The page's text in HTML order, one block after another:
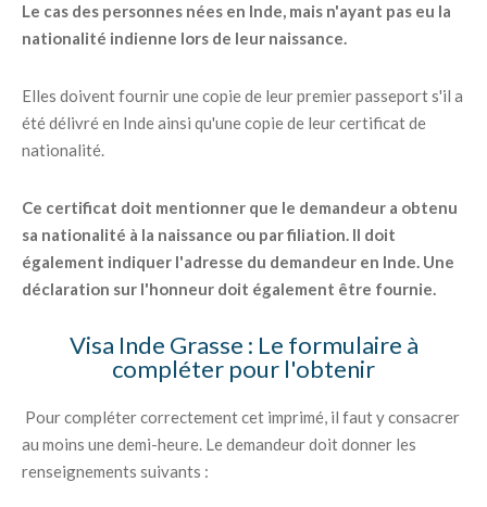
Le cas des personnes nées en Inde, mais n'ayant pas eu la
nationalité indienne lors de leur naissance.
Elles doivent fournir une copie de leur premier passeport s'il a
été délivré en Inde ainsi qu'une copie de leur certificat de
nationalité.
Ce certificat doit mentionner que le demandeur a obtenu
sa nationalité à la naissance ou par filiation. Il doit
également indiquer l'adresse du demandeur en Inde. Une
déclaration sur l'honneur doit également être fournie.
Visa Inde Grasse : Le formulaire à
compléter pour l'obtenir
Pour compléter correctement cet imprimé, il faut y consacrer
au moins une demi-heure. Le demandeur doit donner les
renseignements suivants :